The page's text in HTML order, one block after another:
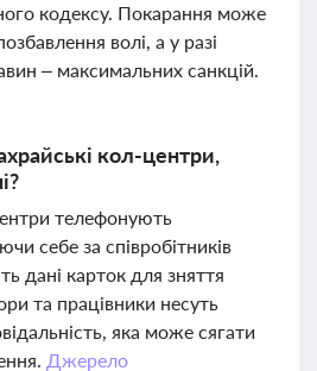
кодексу. Покарання може
волі, а у разі
– максимальних санкцій.
кол-центри,
телефонують
себе за співробітників
дані карток для зняття
та працівники несуть
яка може сягати
Джерело